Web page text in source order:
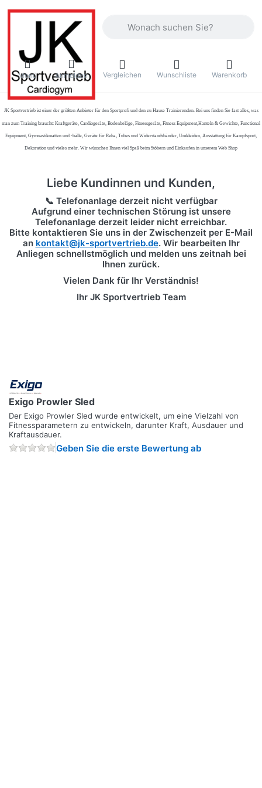
Menü Anmelden Vergleichen Wunschliste Warenkorb
JK Sportvertrieb ist einer der größten Anbieter für den Sportprofi und den zu Hause Trainierenden. Bei uns finden Sie fast alles, was
man zum Training braucht: Kraftgeräte, Cardiogeräte, Bodenbeläge, Fitnessgeräte, Fitness Equipment,Hanteln & Gewichte, Functional
Equipment, Gymnastikmatten und -bälle, Geräte für Reha, Tubes und Widerstandsbänder, Umkleiden, Ausstattung für Kampfsport,
Dekoration und vieles mehr. Wir wünschen Ihnen viel Spaß beim Stöbern und Einkaufen in unserem Web Shop
Liebe Kundinnen und Kunden,
📞 Telefonanlage derzeit nicht verfügbar
Aufgrund einer technischen Störung ist unsere
Telefonanlage derzeit leider nicht erreichbar.
Bitte kontaktieren Sie uns in der Zwischenzeit per E-Mail
an kontakt@jk-sportvertrieb.de. Wir bearbeiten Ihr
Anliegen schnellstmöglich und melden uns zeitnah bei
Ihnen zurück.
Vielen Dank für Ihr Verständnis!
Ihr JK Sportvertrieb Team
Exigo Prowler Sled
Der Exigo Prowler Sled wurde entwickelt, um eine Vielzahl von
Fitnessparametern zu entwickeln, darunter Kraft, Ausdauer und
Kraftausdauer.
Geben Sie die erste Bewertung ab